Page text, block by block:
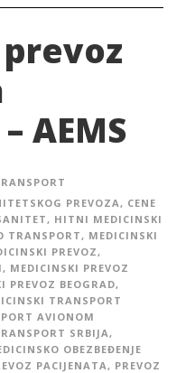
AEMS
PREVOZA, CENE
, HITNI MEDICINSKI
TRANSPORT, MEDICINSKI
PREVOZ,
, MEDICINSKI PREVOZ
PREVOZ BEOGRAD,
TRANSPORT
AVIONOM
SRBIJA,
OBEZBEĐENJE
PACIJENATA, PREVOZ